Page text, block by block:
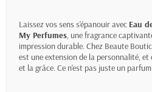
Laissez vos sens s'épanouir avec Eau
My Perfumes, une fragrance
impression durable. Chez Beaute
est une extension de la personnalité,
et la grâce. Ce n'est pas juste un